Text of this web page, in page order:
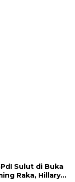
Sulut di Buka
Raka, Hillary